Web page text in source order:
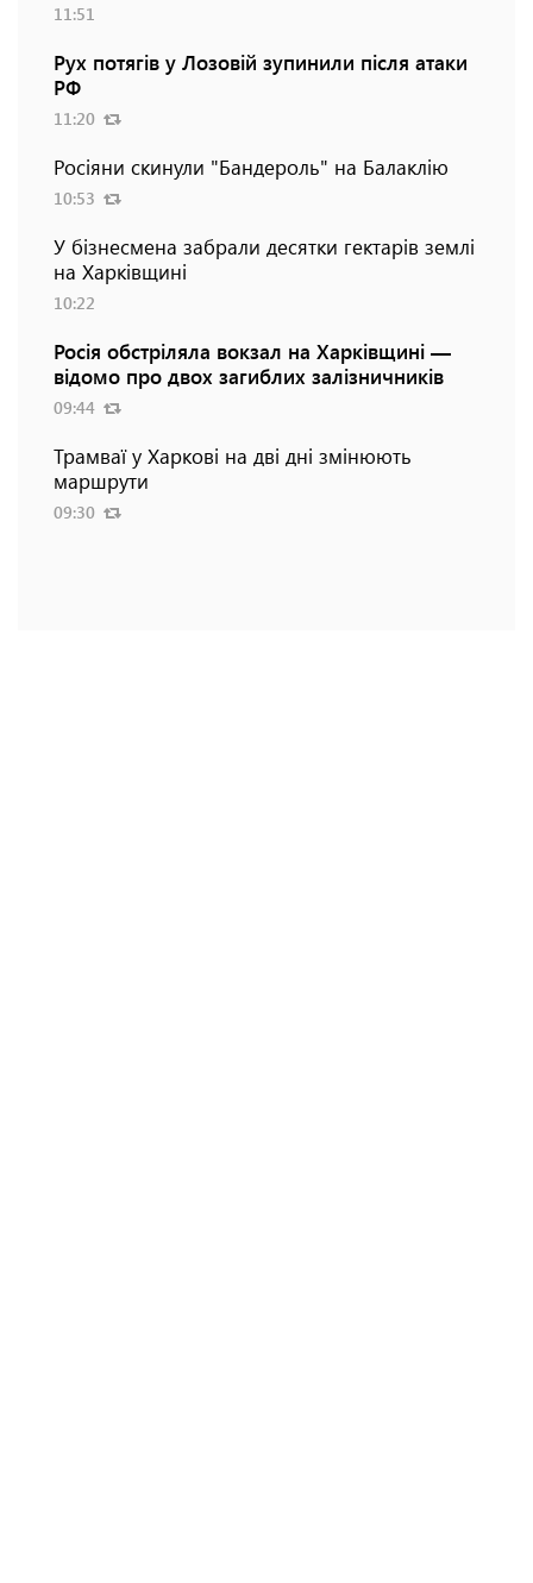
11:51
Рух потягів у Лозовій зупинили після атаки
РФ
11:20
Росіяни скинули "Бандероль" на Балаклію
10:53
У бізнесмена забрали десятки гектарів землі
на Харківщині
10:22
Росія обстріляла вокзал на Харківщині —
відомо про двох загиблих залізничників
09:44
Трамваї у Харкові на дві дні змінюють
маршрути
09:30